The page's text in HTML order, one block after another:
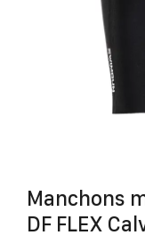
Manchons
DF FLEX